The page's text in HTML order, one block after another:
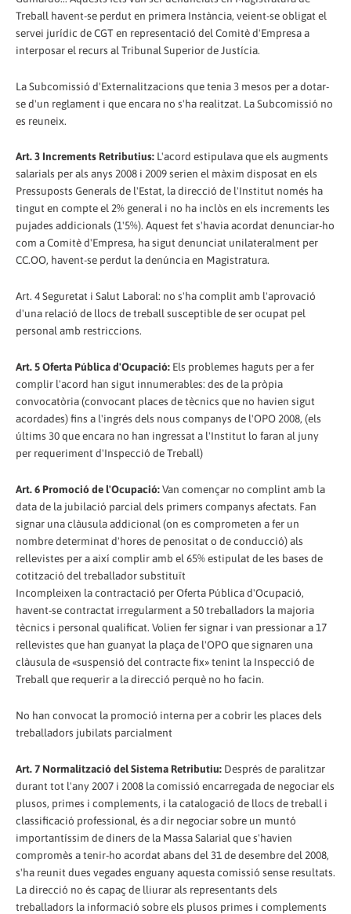
Treball havent-se perdut en primera Instància, veient-se obligat el
servei jurídic de CGT en representació del Comitè d'Empresa a
interposar el recurs al Tribunal Superior de Justícia.
La Subcomissió d'Externalitzacions que tenia 3 mesos per a dotar-
se d'un reglament i que encara no s'ha realitzat. La Subcomissió no
es reuneix.
Art. 3 Increments Retributius: L'acord estipulava que els augments
salarials per als anys 2008 i 2009 serien el màxim disposat en els
Pressuposts Generals de l'Estat, la direcció de l'Institut només ha
tingut en compte el 2% general i no ha inclòs en els increments les
pujades addicionals (1'5%). Aquest fet s'havia acordat denunciar-ho
com a Comitè d'Empresa, ha sigut denunciat unilateralment per
CC.OO, havent-se perdut la denúncia en Magistratura.
Art. 4 Seguretat i Salut Laboral: no s'ha complit amb l'aprovació
d'una relació de llocs de treball susceptible de ser ocupat pel
personal amb restriccions.
Art. 5 Oferta Pública d'Ocupació: Els problemes haguts per a fer
complir l'acord han sigut innumerables: des de la pròpia
convocatòria (convocant places de tècnics que no havien sigut
acordades) fins a l'ingrés dels nous companys de l'OPO 2008, (els
últims 30 que encara no han ingressat a l'Institut lo faran al juny
per requeriment d'Inspecció de Treball)
Art. 6 Promoció de l'Ocupació:Van començar no complint amb la
data de la jubilació parcial dels primers companys afectats. Fan
signar una clàusula addicional (on es comprometen a fer un
nombre determinat d'hores de penositat o de conducció) als
rellevistes per a així complir amb el 65% estipulat de les bases de
cotització del treballador substituït
Incompleixen la contractació per Oferta Pública d'Ocupació,
havent-se contractat irregularment a 50 treballadors la majoria
tècnics i personal qualificat. Volien fer signar i van pressionar a 17
rellevistes que han guanyat la plaça de l'OPO que signaren una
clàusula de «suspensió del contracte fix» tenint la Inspecció de
Treball que requerir a la direcció perquè no ho facin.
No han convocat la promoció interna per a cobrir les places dels
treballadors jubilats parcialment
Art. 7 Normalització del Sistema Retributiu: Després de paralitzar
durant tot l'any 2007 i 2008 la comissió encarregada de negociar els
plusos, primes i complements, i la catalogació de llocs de treball i
classificació professional, és a dir negociar sobre un muntó
importantíssim de diners de la Massa Salarial que s'havien
compromès a tenir-ho acordat abans del 31 de desembre del 2008,
s'ha reunit dues vegades enguany aquesta comissió sense resultats.
La direcció no és capaç de lliurar als representants dels
treballadors la informació sobre els plusos primes i complements